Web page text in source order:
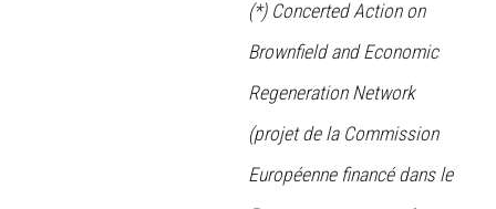
(*) Concerted Action on
Brownfield and Economic
Regeneration Network
(projet de la Commission
Européenne financé dans le